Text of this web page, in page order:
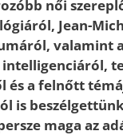
női
Jean-
valamint
intelligenciáról,
és a felnőtt
is
maga az